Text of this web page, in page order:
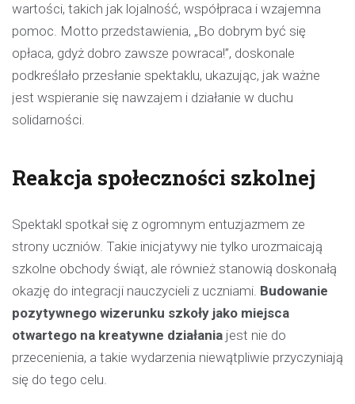
wartości, takich jak lojalność, współpraca i wzajemna
pomoc. Motto przedstawienia, „Bo dobrym być się
opłaca, gdyż dobro zawsze powraca!”, doskonale
podkreślało przesłanie spektaklu, ukazując, jak ważne
jest wspieranie się nawzajem i działanie w duchu
solidarności.
Reakcja społeczności szkolnej
Spektakl spotkał się z ogromnym entuzjazmem ze
strony uczniów. Takie inicjatywy nie tylko urozmaicają
szkolne obchody świąt, ale również stanowią doskonałą
okazję do integracji nauczycieli z uczniami. Budowanie
pozytywnego wizerunku szkoły jako miejsca
otwartego na kreatywne działania jest nie do
przecenienia, a takie wydarzenia niewątpliwie przyczyniają
się do tego celu.